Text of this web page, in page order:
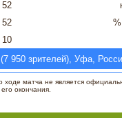
52
52
10
950 зрителей), Уфа,
матча не является
окончания.